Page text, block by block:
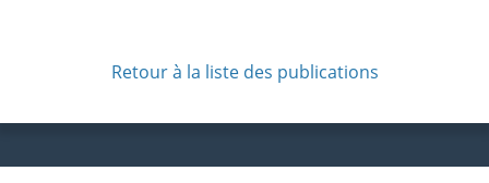
Retour à la liste des publications